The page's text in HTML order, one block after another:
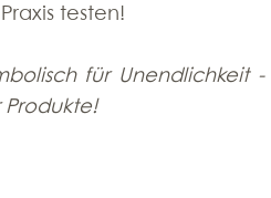
testen!
für Unendlichkeit -